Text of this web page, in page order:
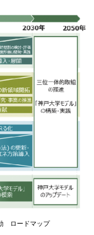
ロードマップ